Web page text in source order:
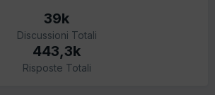
39k
Discussioni Totali
443,3k
Risposte Totali